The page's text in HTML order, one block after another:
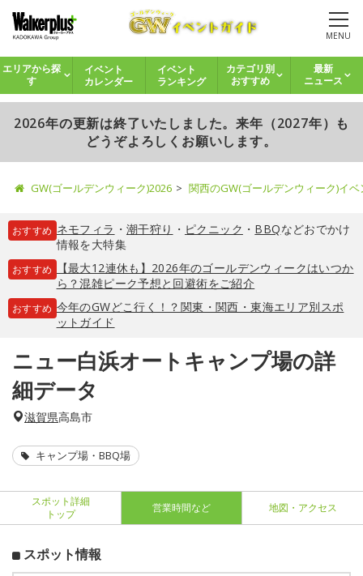
MENU
エリアから探
す
イベント
カレンダー
イベント
ランキング
カテゴリ別
おすすめ
最新
ニュース
2026年の更新は終了いたしました。来年（2027年）も
どうぞよろしくお願いします。
GW(ゴールデンウィーク)2026 関西のGW(ゴールデンウィーク)イ
おすすめ ネモフィラ ・ 潮干狩り ・ ピクニック ・ BBQなどおでかけ
情報を大特集
おすすめ
【最大12連休も】2026年のゴールデンウィークはいつか
ら？混雑ピーク予想と回避術をご紹介
おすすめ 今年のGWどこ行く！？関東・関西・東海エリア別スポ
ットガイド
ニュー白浜オートキャンプ場の詳
細データ
滋賀県高島市
キャンプ場・BBQ場
スポット詳細
トップ
営業時間など 地図・アクセス
スポット情報